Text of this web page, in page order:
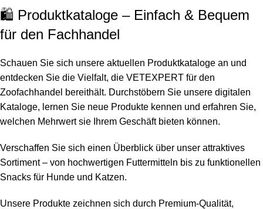
🛍️ Produktkataloge – Einfach & Bequem
für den Fachhandel
Schauen Sie sich unsere aktuellen Produktkataloge an und
entdecken Sie die Vielfalt, die VETEXPERT für den
Zoofachhandel bereithält. Durchstöbern Sie unsere digitalen
Kataloge, lernen Sie neue Produkte kennen und erfahren Sie,
welchen Mehrwert sie Ihrem Geschäft bieten können.
Verschaffen Sie sich einen Überblick über unser attraktives
Sortiment – von hochwertigen Futtermitteln bis zu funktionellen
Snacks für Hunde und Katzen.
Unsere Produkte zeichnen sich durch Premium-Qualität,